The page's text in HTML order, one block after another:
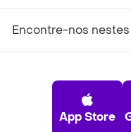
Encontre-nos
App Store